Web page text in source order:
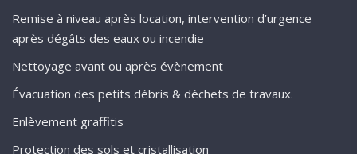
Remise à niveau après location, intervention d’urgence
après dégâts des eaux ou incendie
Nettoyage avant ou après évènement
Évacuation des petits débris & déchets de travaux.
Enlèvement graffitis
Protection des sols et cristallisation